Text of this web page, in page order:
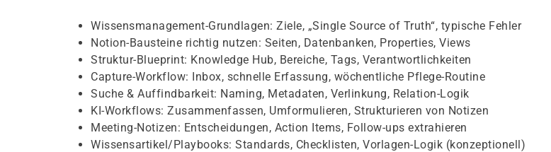
Wissensmanagement-Grundlagen: Ziele, „Single Source of Truth“, typische Fehler
Notion-Bausteine richtig nutzen: Seiten, Datenbanken, Properties, Views
Struktur-Blueprint: Knowledge Hub, Bereiche, Tags, Verantwortlichkeiten
Capture-Workflow: Inbox, schnelle Erfassung, wöchentliche Pflege-Routine
Suche & Auffindbarkeit: Naming, Metadaten, Verlinkung, Relation-Logik
KI-Workflows: Zusammenfassen, Umformulieren, Strukturieren von Notizen
Meeting-Notizen: Entscheidungen, Action Items, Follow-ups extrahieren
Wissensartikel/Playbooks: Standards, Checklisten, Vorlagen-Logik (konzeptionell)